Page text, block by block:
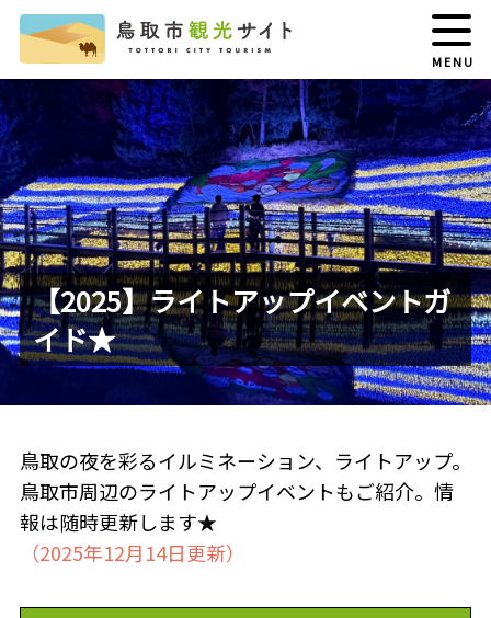
MENU
【2025】ライトアップイベントガ
イド★
鳥取の夜を彩るイルミネーション、ライトアップ。
鳥取市周辺のライトアップイベントもご紹介。情
報は随時更新します★
（2025年12月14日更新）